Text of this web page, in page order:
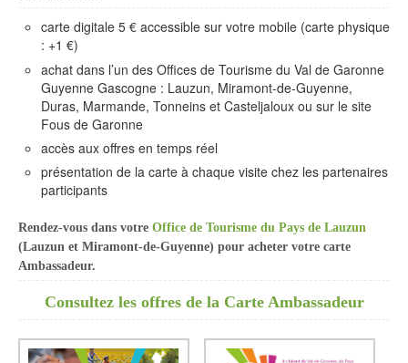
carte digitale 5 € accessible sur votre mobile (carte physique
: +1 €)
achat dans l’un des Offices de Tourisme du Val de Garonne
Guyenne Gascogne : Lauzun, Miramont-de-Guyenne,
Duras, Marmande, Tonneins et Casteljaloux ou sur le site
Fous de Garonne
accès aux offres en temps réel
présentation de la carte à chaque visite chez les partenaires
participants
Rendez-vous dans votre Office de Tourisme du Pays de Lauzun
(Lauzun et Miramont-de-Guyenne) pour acheter votre carte
Ambassadeur.
Consultez les offres de la Carte Ambassadeur